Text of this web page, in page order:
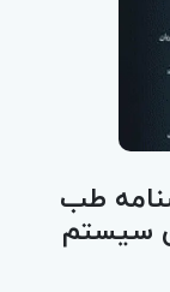
طب
سیستم